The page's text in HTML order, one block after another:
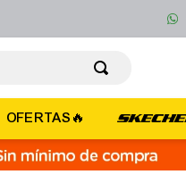
OFERTAS🔥